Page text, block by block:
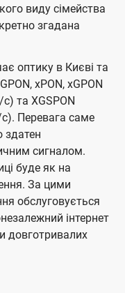
виду сімейства
згадана
оптику в Києві та
xPON, xGPON
с) та XGSPON
с). Перевага саме
здатен
сигналом.
буде як на
За цими
обслуговується
інтернет
довготривалих